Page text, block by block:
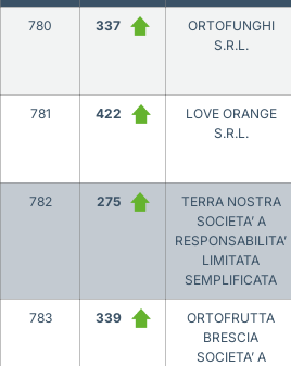
780 337
ORTOFUNGHI
S.R.L.
781 422
LOVE ORANGE
S.R.L.
782 275
TERRA NOSTRA
SOCIETA’ A
RESPONSABILITA’
LIMITATA
SEMPLIFICATA
783 339
ORTOFRUTTA
BRESCIA
SOCIETA’ A